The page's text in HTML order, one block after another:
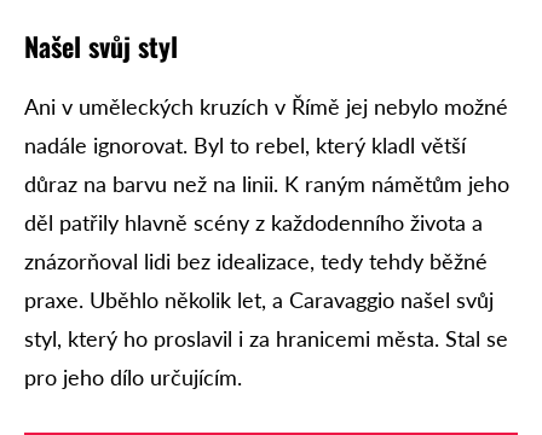
Našel svůj styl
Ani v uměleckých kruzích v Římě jej nebylo možné
nadále ignorovat. Byl to rebel, který kladl větší
důraz na barvu než na linii. K raným námětům jeho
děl patřily hlavně scény z každodenního života a
znázorňoval lidi bez idealizace, tedy tehdy běžné
praxe. Uběhlo několik let, a Caravaggio našel svůj
styl, který ho proslavil i za hranicemi města. Stal se
pro jeho dílo určujícím.